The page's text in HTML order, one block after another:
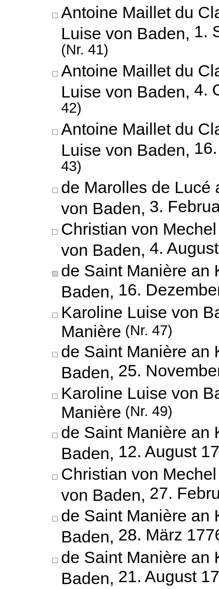
Antoine Maillet du
Luise von Baden, 1.
(Nr. 41)
Antoine Maillet du
Luise von Baden, 4.
42)
Antoine Maillet du
Luise von Baden,
43)
de Marolles de Lucé
von Baden, 3.
Christian von
von Baden, 4.
de Saint Manière an
Baden, 16.
Karoline Luise von
Manière (Nr. 47)
de Saint Manière an
Baden, 25.
Karoline Luise von
Manière (Nr. 49)
de Saint Manière an
Baden, 12. August
Christian von
von Baden, 27.
de Saint Manière an
Baden, 28. März
de Saint Manière an
Baden, 21. August